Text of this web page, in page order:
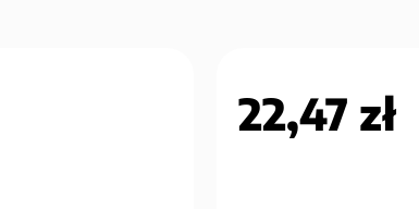
22,47 zł